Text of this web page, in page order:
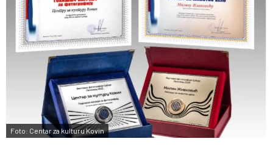
Foto: Centar za kulturu Kovin